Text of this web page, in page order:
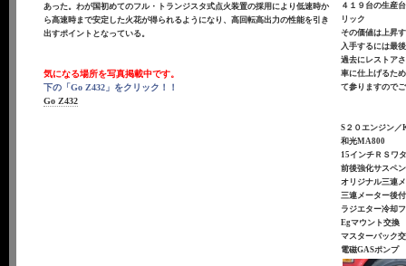
あった。わが国初めてのフル・トランジスタ式点火装置の採用により低速時か
ら高速時まで安定した火花が得られるようになり、高回転高出力の性能を引き
出すポイントとなっている。
気になる場所を写真掲載中です。
下の「Go Z432」をクリック！！
Go Z432
４１９台の生産
リック
その価値は上昇
入手するには最
過去にレストア
車に仕上げるた
て参りますので
S２０エンジン／
和光MA800
15インチＲＳワ
前後強化サスペ
オリジナル三連
三連メーター後付
ラジエター冷却
Egマウント交換
マスターバック
電磁GASポンプ